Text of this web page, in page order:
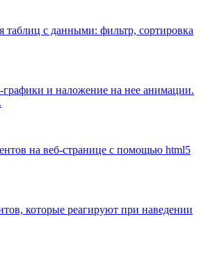
таблиц с данными: фильтр, сортировка
и наложение на нее анимации.
на веб-странице с помощью html5
которые реагируют при наведении